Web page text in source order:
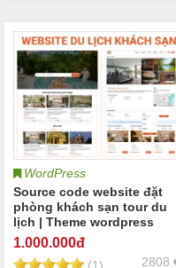
WordPress
Source code website đặt
phòng khách sạn tour du
lịch | Theme wordpress
website đặt phòng khách
sạn tour du lịch dịch vụ
1.000.000đ
2808